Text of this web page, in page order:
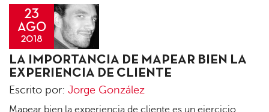
23
AGO
2018
Jorge
González
LA IMPORTANCIA DE MAPEAR BIEN LA
EXPERIENCIA DE CLIENTE
Escrito por: Jorge González
Mapear bien la experiencia de cliente es un ejercicio